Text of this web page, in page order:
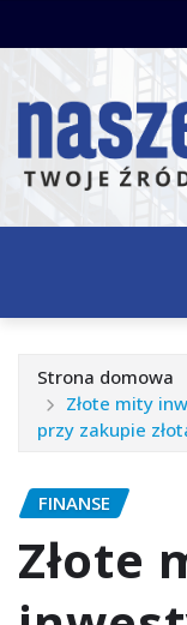
do
Strona domowa
Złote mity
przy zakupie
FINANSE
Złote